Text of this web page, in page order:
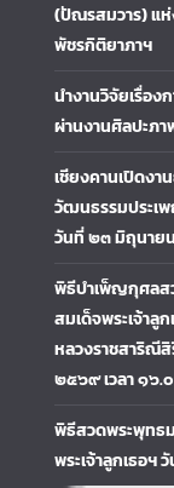
(ปัณรสมวาร) แห่
พัชรกิติยาภาฯ
นำงานวิจัยเรื่อ
ผ่านงานศิลปะภ
เชียงคานเปิดง
วัฒนธรรมประเ
วันที่ ๒๓ มิถุนาย
พิธีบำเพ็ญกุศลส
สมเด็จพระเจ้าลู
หลวงราชสาริณี
๒๕๖๙ เวลา ๑๖.
พิธีสวดพระพุทธ
พระเจ้าลูกเธอ